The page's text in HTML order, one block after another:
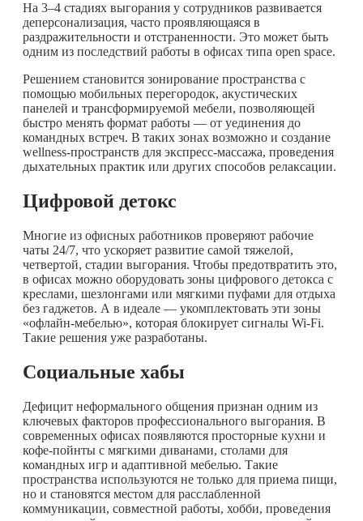
На 3–4 стадиях выгорания у сотрудников развивается
деперсонализация, часто проявляющаяся в
раздражительности и отстраненности. Это может быть
одним из последствий работы в офисах типа open space.
Решением становится зонирование пространства с
помощью мобильных перегородок, акустических
панелей и трансформируемой мебели, позволяющей
быстро менять формат работы — от уединения до
командных встреч. В таких зонах возможно и создание
wellness-пространств для экспресс-массажа, проведения
дыхательных практик или других способов релаксации.
Цифровой детокс
Многие из офисных работников проверяют рабочие
чаты 24/7, что ускоряет развитие самой тяжелой,
четвертой, стадии выгорания. Чтобы предотвратить это,
в офисах можно оборудовать зоны цифрового детокса с
креслами, шезлонгами или мягкими пуфами для отдыха
без гаджетов. А в идеале — укомплектовать эти зоны
«офлайн-мебелью», которая блокирует сигналы Wi-Fi.
Такие решения уже разработаны.
Социальные хабы
Дефицит неформального общения признан одним из
ключевых факторов профессионального выгорания. В
современных офисах появляются просторные кухни и
кофе-пойнты с мягкими диванами, столами для
командных игр и адаптивной мебелью. Такие
пространства используются не только для приема пищи,
но и становятся местом для расслабленной
коммуникации, совместной работы, хобби, проведения